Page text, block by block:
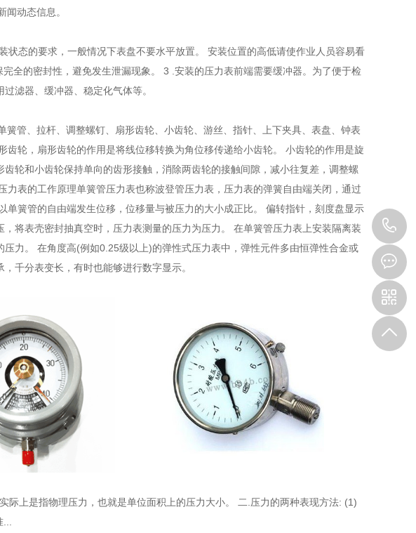
动态信息。
状态的要求，一般情况下表盘不要水平放置。 安装位置的高低请使作业人员容易看
全的密封性，避免发生泄漏现象。 3 .安装的压力表前端需要缓冲器。为了便于检
滤器、缓冲器、稳定化气体等。
管、拉杆、调整螺钉、扇形齿轮、小齿轮、游丝、指针、上下夹具、表盘、钟表
轮，扇形齿轮的作用是将线位移转换为角位移传递给小齿轮。 小齿轮的作用是旋
轮和小齿轮保持单向的齿形接触，消除两齿轮的接触间隙，减小往复差，调整螺
表的工作原理单簧管压力表也称波登管压力表，压力表的弹簧自由端关闭，通过
簧管的自由端发生位移，位移量与被压力的大小成正比。 偏转指针，刻度盘显示
将表壳密封抽真空时，压力表测量的压力为压力。 在单簧管压力表上安装隔离装
力。 在角度高(例如0.25级以上)的弹性式压力表中，弹性元件多由恒弹性合金或
千分表变长，有时也能够进行数字显示。
际上是指物理压力，也就是单位面积上的压力大小。 二.压力的两种表现方法: (1)